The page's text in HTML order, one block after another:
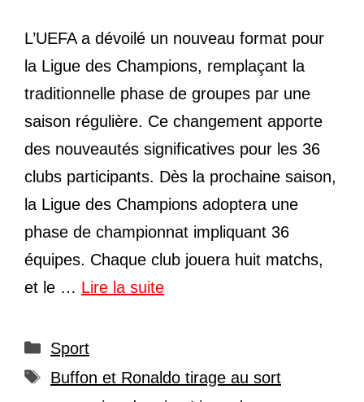
L’UEFA a dévoilé un nouveau format pour
la Ligue des Champions, remplaçant la
traditionnelle phase de groupes par une
saison régulière. Ce changement apporte
des nouveautés significatives pour les 36
clubs participants. Dès la prochaine saison,
la Ligue des Champions adoptera une
phase de championnat impliquant 36
équipes. Chaque club jouera huit matchs,
et le … Lire la suite
Catégories
Sport
Étiquettes
Buffon et Ronaldo tirage au sort